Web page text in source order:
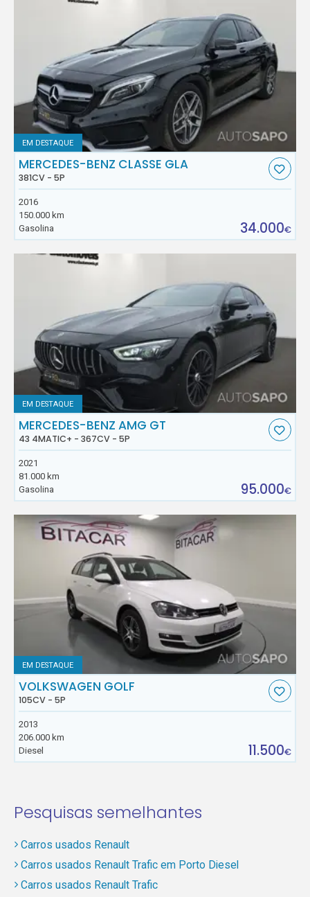
EM DESTAQUE
MERCEDES-BENZ CLASSE GLA
381CV - 5P
2016
150.000 km
Gasolina
34.000€
EM DESTAQUE
MERCEDES-BENZ AMG GT
43 4MATIC+ - 367CV - 5P
2021
81.000 km
Gasolina
95.000€
EM DESTAQUE
VOLKSWAGEN GOLF
105CV - 5P
2013
206.000 km
Diesel
11.500€
Pesquisas semelhantes
Carros usados Renault
Carros usados Renault Trafic em Porto Diesel
Carros usados Renault Trafic